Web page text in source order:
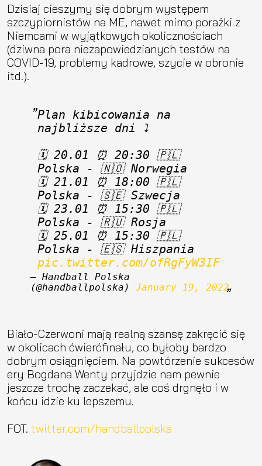
Dzisiaj cieszymy się dobrym występem
szczypiornistów na ME, nawet mimo porażki z
Niemcami w wyjątkowych okolicznościach
(dziwna pora niezapowiedzianych testów na
COVID-19, problemy kadrowe, szycie w obronie
itd.).
Plan kibicowania na
najbliższe dni ⤵
🗓 20.01 ⏰ 20:30 🇵🇱
Polska - 🇳🇴 Norwegia
🗓 21.01 ⏰ 18:00 🇵🇱
Polska - 🇸🇪 Szwecja
🗓 23.01 ⏰ 15:30 🇵🇱
Polska - 🇷🇺 Rosja
🗓 25.01 ⏰ 15:30 🇵🇱
pic.twitter.com/ofRgFyW3IF
— Handball Polska
(@handballpolska) January 19, 2022
Biało-Czerwoni mają realną szansę zakręcić się
w okolicach ćwierćfinału, co byłoby bardzo
dobrym osiągnięciem. Na powtórzenie sukcesów
ery Bogdana Wenty przyjdzie nam pewnie
jeszcze trochę zaczekać, ale coś drgnęło i w
końcu idzie ku lepszemu.
FOT. twitter.com/handballpolska